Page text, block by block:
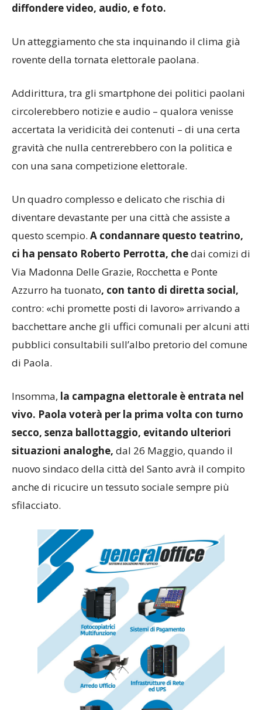
diffondere video, audio, e foto.
Un atteggiamento che sta inquinando il clima già
rovente della tornata elettorale paolana.
Addirittura, tra gli smartphone dei politici paolani
circolerebbero notizie e audio – qualora venisse
accertata la veridicità dei contenuti – di una certa
gravità che nulla centrerebbero con la politica e
con una sana competizione elettorale.
Un quadro complesso e delicato che rischia di
diventare devastante per una città che assiste a
questo scempio. A condannare questo teatrino,
ci ha pensato Roberto Perrotta, chedai comizi di
Via Madonna Delle Grazie, Rocchetta e Ponte
Azzurro ha tuonato, con tanto di diretta social,
contro: «chi promette posti di lavoro» arrivando a
bacchettare anche gli uffici comunali per alcuni atti
pubblici consultabili sull’albo pretorio del comune
di Paola.
Insomma, la campagna elettorale è entrata nel
vivo. Paola voterà per la prima volta con turno
secco, senza ballottaggio, evitando ulteriori
situazioni analoghe, dal 26 Maggio, quando il
nuovo sindaco della città del Santo avrà il compito
anche di ricucire un tessuto sociale sempre più
sfilacciato.